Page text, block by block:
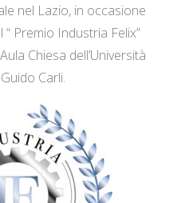
nel Lazio, in occasione
Premio Industria Felix”
Chiesa dell’Università
Carli.